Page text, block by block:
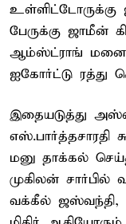
பேருக்கு ஜாமீன்
ஆம்ஸ்ட்ராங்
ஐகோர்ட்டு ரத்து
இதையடுத்து
எஸ்.பார்த்தசாரதி
மனு தாக்கல்
முகிலன்
வக்கீல் ஜஸ்வந்தி,